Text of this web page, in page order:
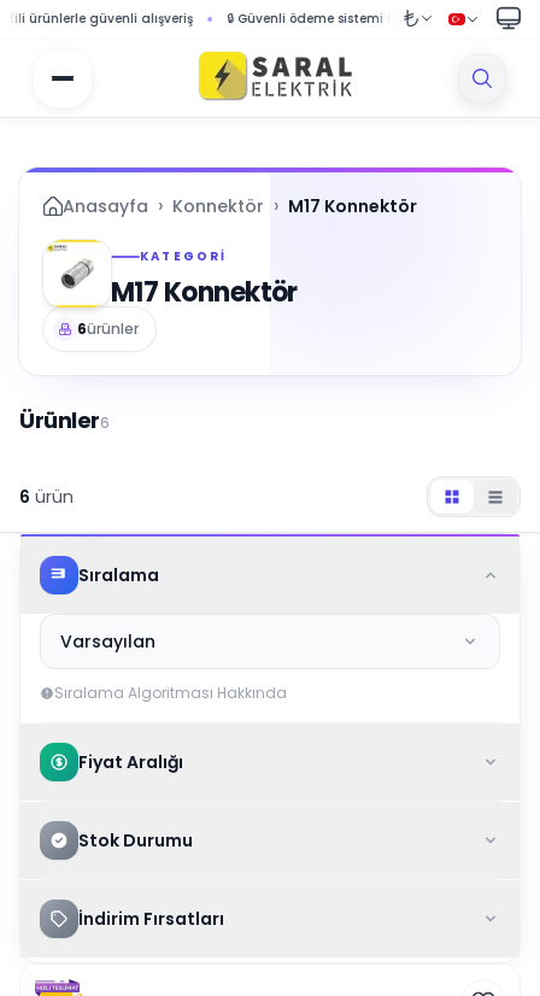
güvenli alışveriş 🔒 Güvenli ödeme sistemi ile korumalı alışveriş 🚚
Anasayfa › Konnektör › M17 Konnektör
KATEGORI
M17 Konnektör
6ürünler
Ürünler6
6 ürün
Sıralama
Varsayılan
Sıralama Algoritması Hakkında
Fiyat Aralığı
Stok Durumu
İndirim Fırsatları